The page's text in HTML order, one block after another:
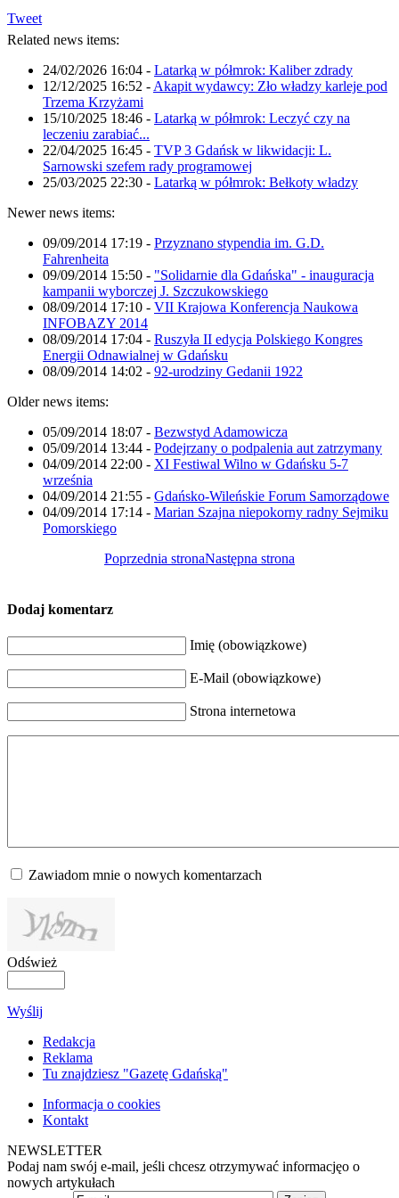
Tweet
Related news items:
24/02/2026 16:04 - Latarką w półmrok: Kaliber zdrady
12/12/2025 16:52 - Akapit wydawcy: Zło władzy karleje pod
Trzema Krzyżami
15/10/2025 18:46 - Latarką w półmrok: Leczyć czy na
leczeniu zarabiać...
22/04/2025 16:45 - TVP 3 Gdańsk w likwidacji: L.
Sarnowski szefem rady programowej
25/03/2025 22:30 - Latarką w półmrok: Bełkoty władzy
Newer news items:
09/09/2014 17:19 - Przyznano stypendia im. G.D.
Fahrenheita
09/09/2014 15:50 - "Solidarnie dla Gdańska" - inauguracja
kampanii wyborczej J. Szczukowskiego
08/09/2014 17:10 - VII Krajowa Konferencja Naukowa
INFOBAZY 2014
08/09/2014 17:04 - Ruszyła II edycja Polskiego Kongres
Energii Odnawialnej w Gdańsku
08/09/2014 14:02 - 92-urodziny Gedanii 1922
Older news items:
05/09/2014 18:07 - Bezwstyd Adamowicza
05/09/2014 13:44 - Podejrzany o podpalenia aut zatrzymany
04/09/2014 22:00 - XI Festiwal Wilno w Gdańsku 5-7
września
04/09/2014 21:55 - Gdańsko-Wileńskie Forum Samorządowe
04/09/2014 17:14 - Marian Szajna niepokorny radny Sejmiku
Pomorskiego
Poprzednia stronaNastępna strona
Dodaj komentarz
Imię (obowiązkowe)
E-Mail (obowiązkowe)
Strona internetowa
Zawiadom mnie o nowych komentarzach
Odśwież
Wyślij
Redakcja
Reklama
Tu znajdziesz "Gazetę Gdańską"
Informacja o cookies
Kontakt
NEWSLETTER
Podaj nam swój e-mail, jeśli chcesz otrzymywać informacjęo o
nowych artykułach